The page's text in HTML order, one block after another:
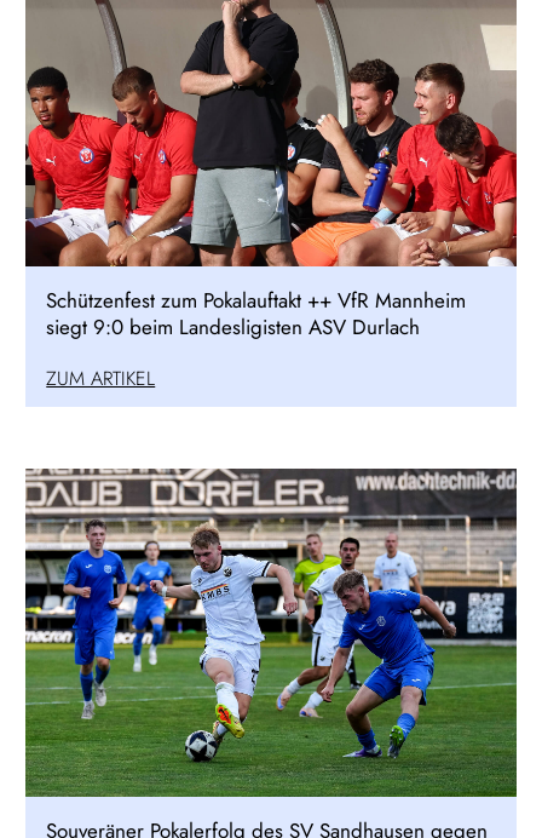
Schützenfest zum Pokalauftakt ++ VfR Mannheim
siegt 9:0 beim Landesligisten ASV Durlach
ZUM ARTIKEL
Souveräner Pokalerfolg des SV Sandhausen gegen